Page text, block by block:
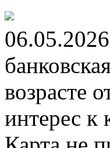
возрасте
интерес к